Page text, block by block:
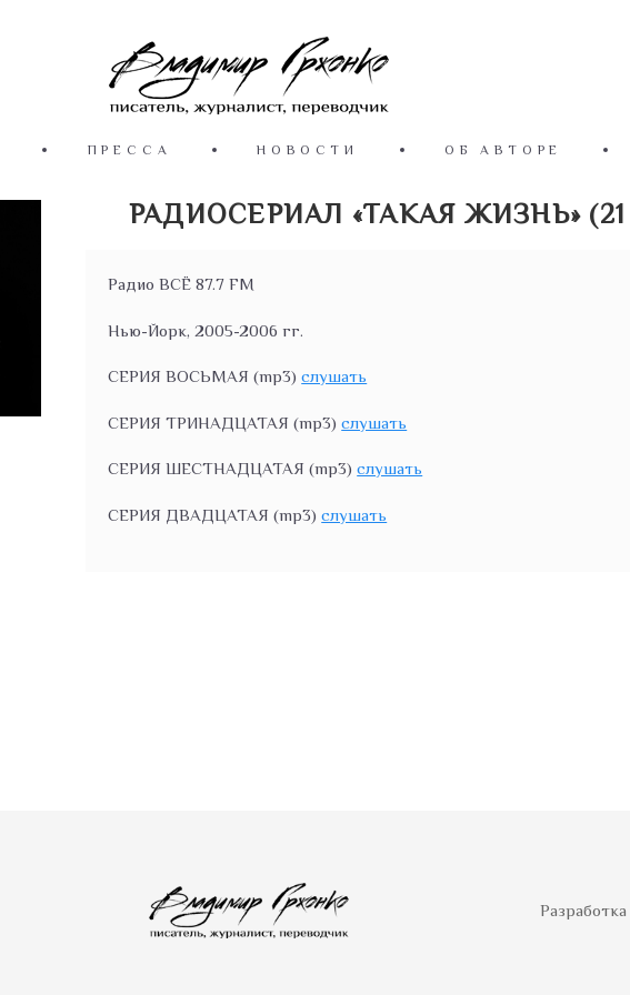
ПРЕССА НОВОСТИ ОБ АВТОРЕ
РАДИОСЕРИАЛ «ТАКАЯ ЖИЗНЬ»
Радио ВСЁ 87.7 FM
Нью-Йорк, 2005-2006 гг.
СЕРИЯ ВОСЬМАЯ (mp3)слушать
СЕРИЯ ТРИНАДЦАТАЯ (mp3)слушать
СЕРИЯ ШЕСТНАДЦАТАЯ (mp3)слушать
СЕРИЯ ДВАДЦАТАЯ (mp3)слушать
Разработка